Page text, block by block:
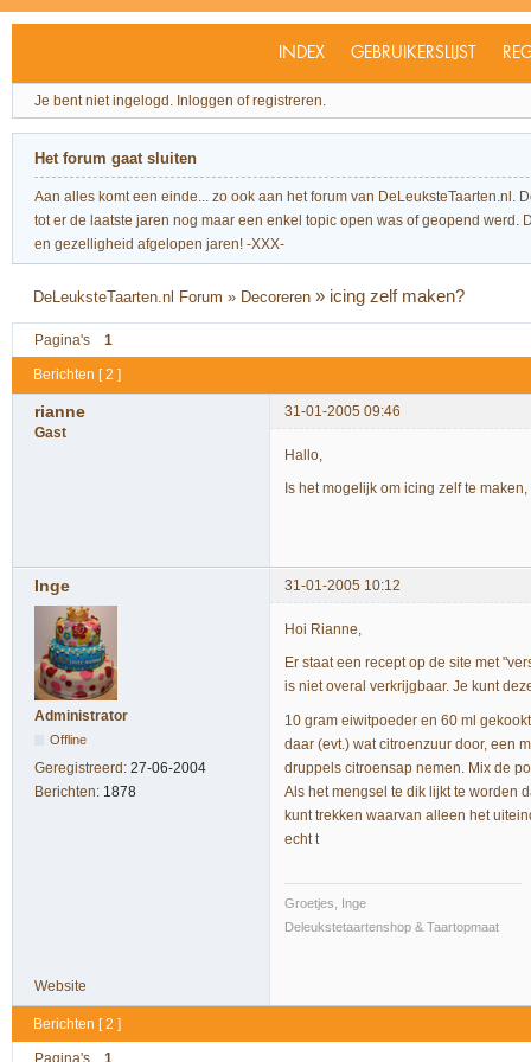
INDEX GEBRUIKERSLIJST
Je bent niet ingelogd. Inloggen of registreren.
Het forum gaat sluiten
Aan alles komt een einde... zo ook aan het forum van
tot er de laatste jaren nog maar een enkel topic open was of geopend
en gezelligheid afgelopen jaren! -XXX-
DeLeuksteTaarten.nl Forum » Decoreren » icing zelf maken?
Pagina's 1
Berichten [ 2 ]
rianne
31-01-2005 09:46
Gast
Hallo,
Is het mogelijk om icing zelf te
Inge 31-01-2005 10:12
Administrator
Offline
Geregistreerd: 27-06-2004
Berichten: 1878
Hoi Rianne,
Er staat een recept op de site met
is niet overal verkrijgbaar. Je kunt
10 gram eiwitpoeder en 60 ml
daar (evt.) wat citroenzuur door, een
druppels citroensap nemen. Mix de
Als het mengsel te dik lijkt te worden
kunt trekken waarvan alleen het
echt t
Groetjes, Inge
Deleukstetaartenshop & Taartopmaat
Website
Berichten [ 2 ]
Pagina's 1